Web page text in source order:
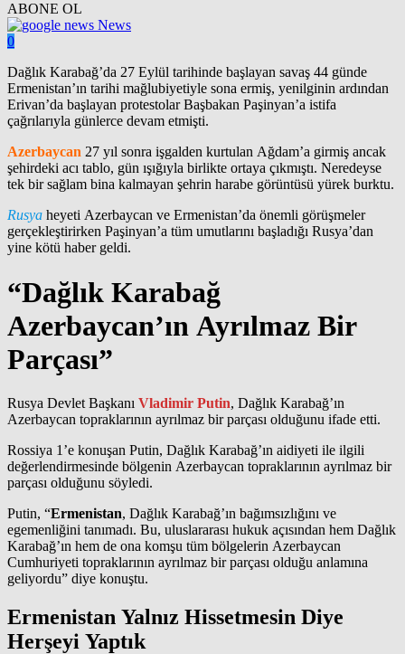
ABONE OL
News
0
Dağlık Karabağ’da 27 Eylül tarihinde başlayan savaş 44 günde
Ermenistan’ın tarihi mağlubiyetiyle sona ermiş, yenilginin ardından
Erivan’da başlayan protestolar Başbakan Paşinyan’a istifa
çağrılarıyla günlerce devam etmişti.
Azerbaycan 27 yıl sonra işgalden kurtulan Ağdam’a girmiş ancak
şehirdeki acı tablo, gün ışığıyla birlikte ortaya çıkmıştı. Neredeyse
tek bir sağlam bina kalmayan şehrin harabe görüntüsü yürek burktu.
Rusya heyeti Azerbaycan ve Ermenistan’da önemli görüşmeler
gerçekleştirirken Paşinyan’a tüm umutlarını başladığı Rusya’dan
yine kötü haber geldi.
“Dağlık Karabağ
Azerbaycan’ın Ayrılmaz Bir
Parçası”
Rusya Devlet Başkanı Vladimir Putin, Dağlık Karabağ’ın
Azerbaycan topraklarının ayrılmaz bir parçası olduğunu ifade etti.
Rossiya 1’e konuşan Putin, Dağlık Karabağ’ın aidiyeti ile ilgili
değerlendirmesinde bölgenin Azerbaycan topraklarının ayrılmaz bir
parçası olduğunu söyledi.
Putin, “Ermenistan, Dağlık Karabağ’ın bağımsızlığını ve
egemenliğini tanımadı. Bu, uluslararası hukuk açısından hem Dağlık
Karabağ’ın hem de ona komşu tüm bölgelerin Azerbaycan
Cumhuriyeti topraklarının ayrılmaz bir parçası olduğu anlamına
geliyordu” diye konuştu.
Ermenistan Yalnız Hissetmesin Diye
Herşeyi Yaptık